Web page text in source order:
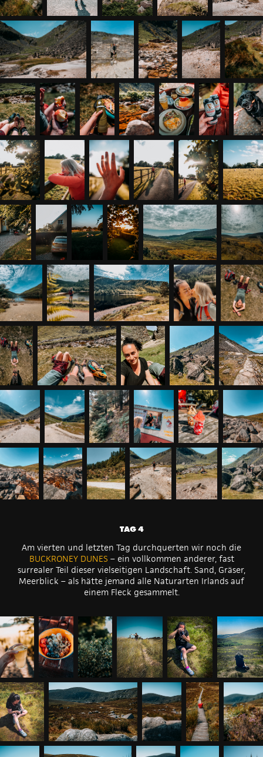
TAG 4
Am vierten und letzten Tag durchquerten wir noch die
BUCKRONEY DUNES – ein vollkommen anderer, fast
surrealer Teil dieser vielseitigen Landschaft. Sand, Gräser,
Meerblick – als hätte jemand alle Naturarten Irlands auf
einem Fleck gesammelt.